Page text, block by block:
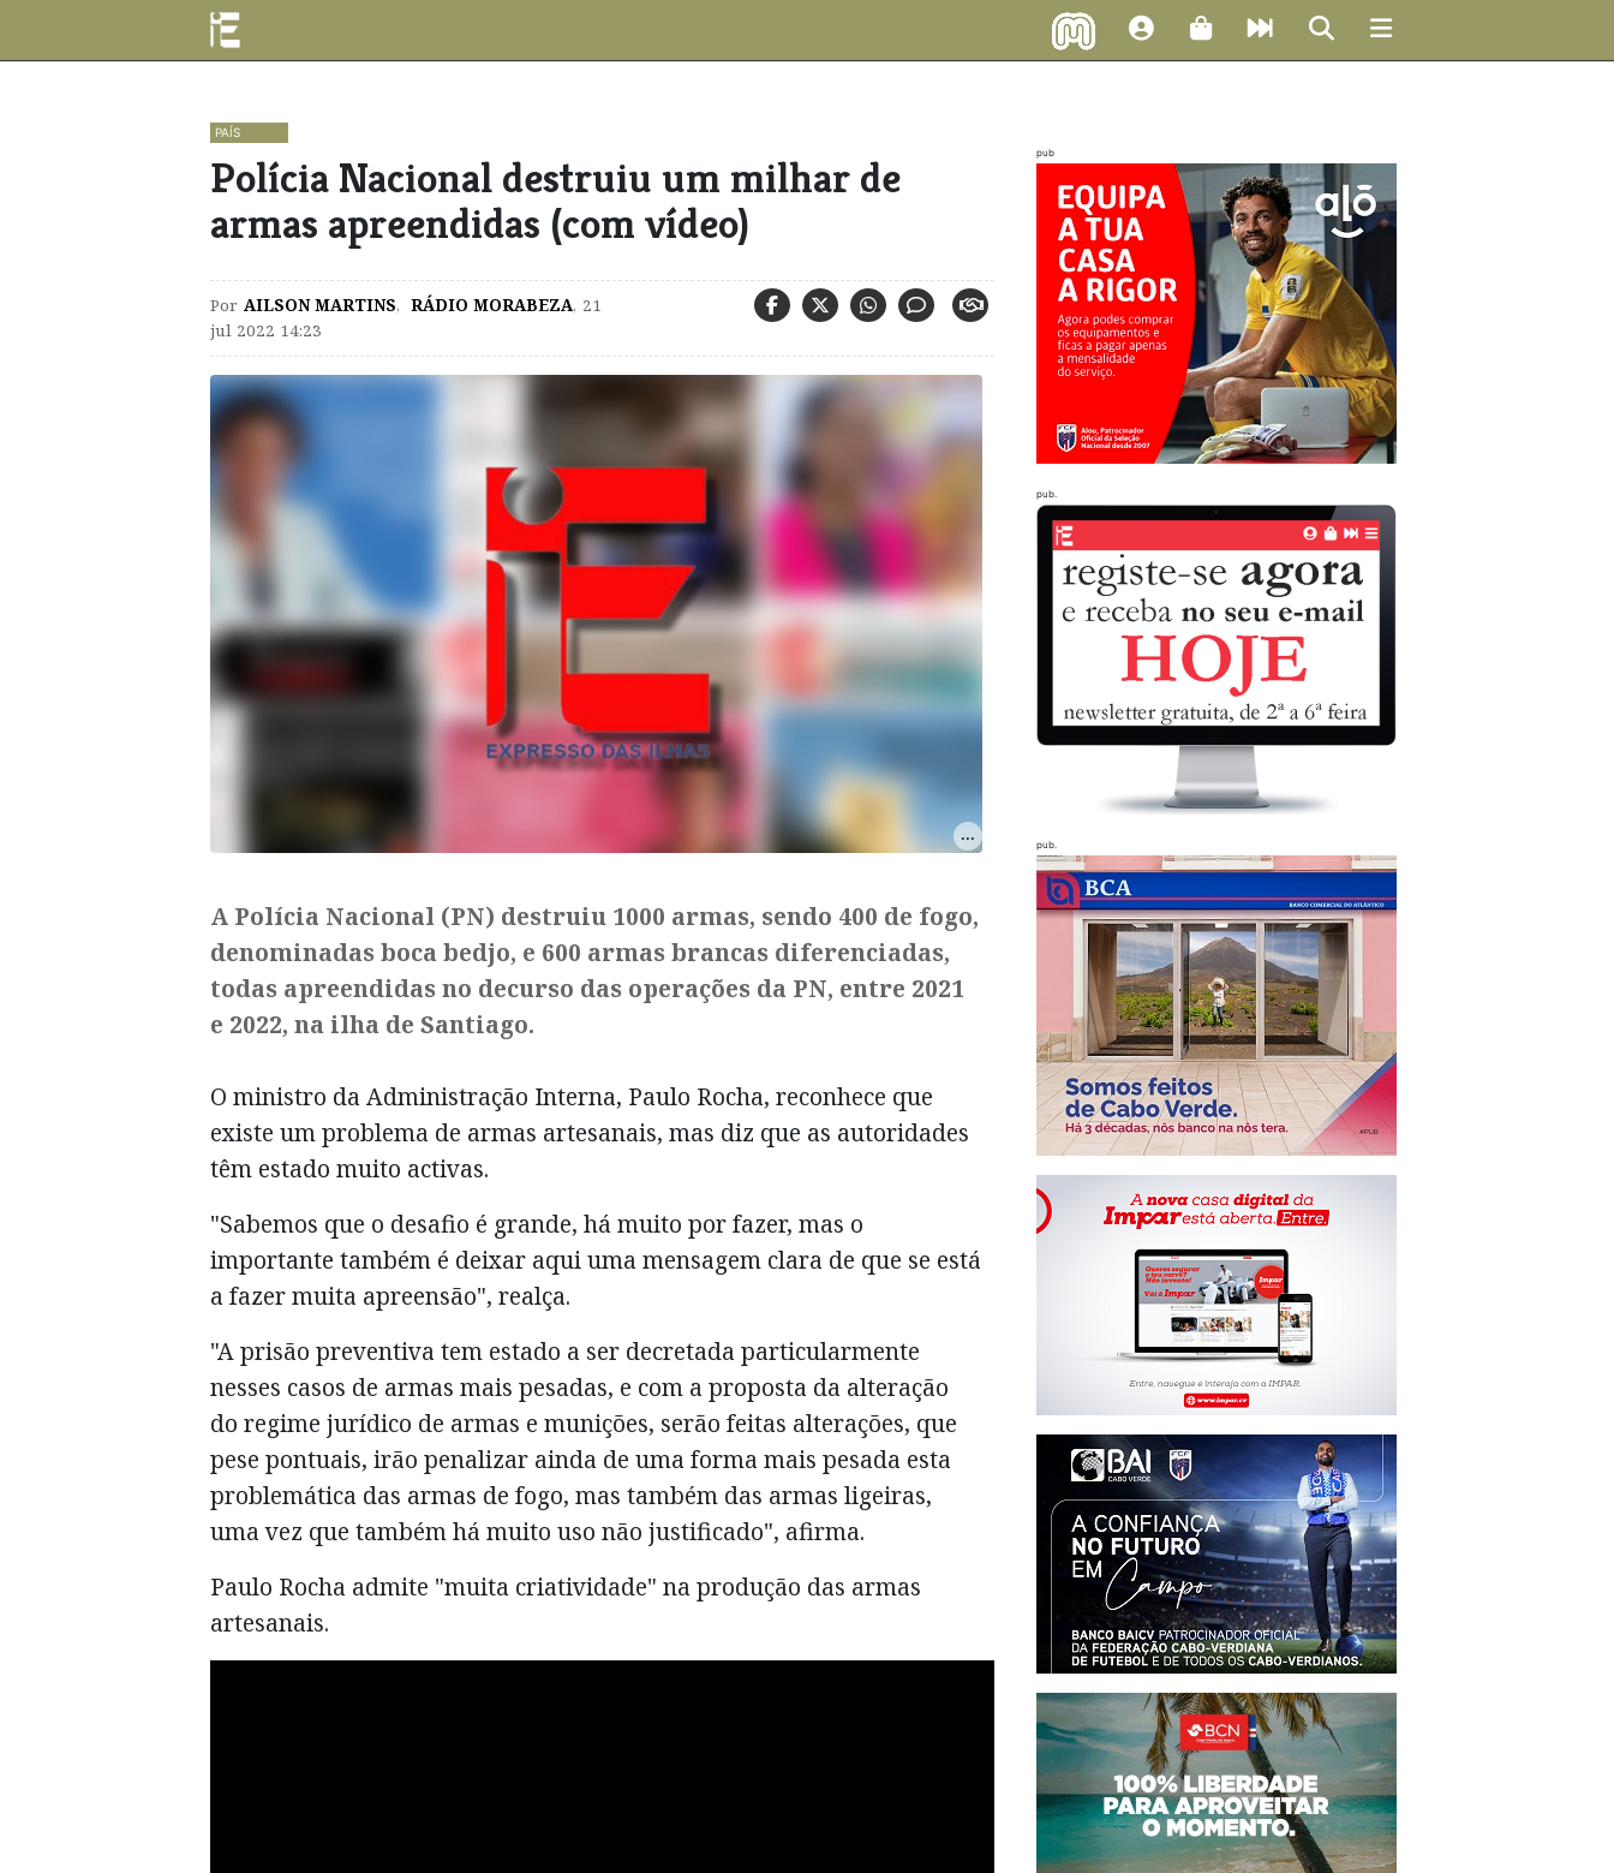
PAÍS
Polícia Nacional destruiu um milhar de
armas apreendidas (com vídeo)
Por AILSON MARTINS, RÁDIO MORABEZA, 21
jul 2022 14:23
A Polícia Nacional (PN) destruiu 1000 armas, sendo 400 de fogo,
denominadas boca bedjo, e 600 armas brancas diferenciadas,
todas apreendidas no decurso das operações da PN, entre 2021
e 2022, na ilha de Santiago.
O ministro da Administração Interna, Paulo Rocha, reconhece que
existe um problema de armas artesanais, mas diz que as autoridades
têm estado muito activas.
"Sabemos que o desafio é grande, há muito por fazer, mas o
importante também é deixar aqui uma mensagem clara de que se está
a fazer muita apreensão", realça.
"A prisão preventiva tem estado a ser decretada particularmente
nesses casos de armas mais pesadas, e com a proposta da alteração
do regime jurídico de armas e munições, serão feitas alterações, que
pese pontuais, irão penalizar ainda de uma forma mais pesada esta
problemática das armas de fogo, mas também das armas ligeiras,
uma vez que também há muito uso não justificado", afirma.
Paulo Rocha admite "muita criatividade" na produção das armas
artesanais.
pub
pub.
pub.